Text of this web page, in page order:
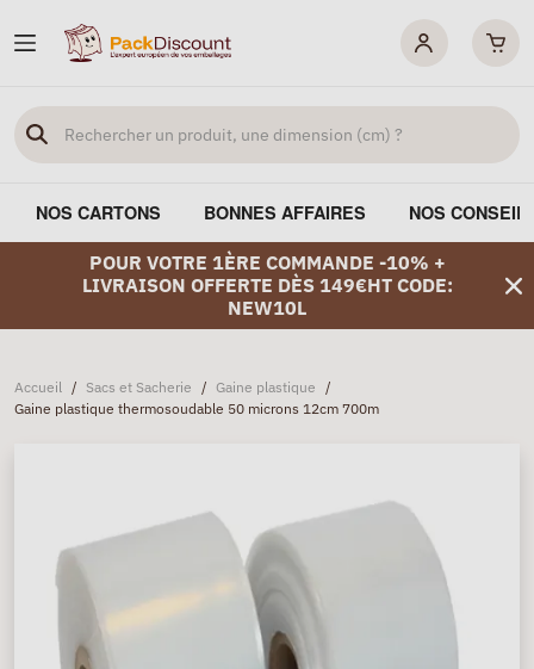
NOS CARTONS BONNES AFFAIRES NOS
POUR VOTRE 1ÈRE COMMANDE -10% +
LIVRAISON OFFERTE DÈS 149€HT CODE:
NEW10L
Accueil / Sacs et Sacherie / Gaine plastique /
Gaine plastique thermosoudable 50 microns 12cm 700m